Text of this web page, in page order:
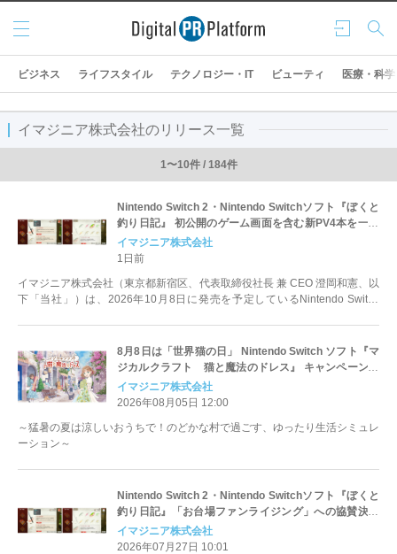
ログ
イン
検索
メニ
ュー
ビジネス ライフスタイル テクノロジー・IT ビューティ 医療・科学
イマジニア株式会社のリリース一覧
1〜10件 / 184件
Nintendo Switch 2・Nintendo Switchソフト『ぼくと
釣り日記』 初公開のゲーム画面を含む新PV4本を一挙
公開！
イマジニア株式会社
1日前
イマジニア株式会社（東京都新宿区、代表取締役社長 兼 CEO 澄岡和憲、以
下「当社」）は、2026年10月8日に発売を予定しているNintendo Switch
8月8日は「世界猫の日」 Nintendo Switch ソフト『マ
ジカルクラフト 猫と魔法のドレス』 キャンペーン＆
期間限定セールを開催
イマジニア株式会社
2026年08月05日 12:00
～猛暑の夏は涼しいおうちで！のどかな村で過ごす、ゆったり生活シミュレ
ーション～
Nintendo Switch 2・Nintendo Switchソフト『ぼくと
釣り日記』「お台場ファンライジング」への協賛決定
のお知らせ
イマジニア株式会社
2026年07月27日 10:01